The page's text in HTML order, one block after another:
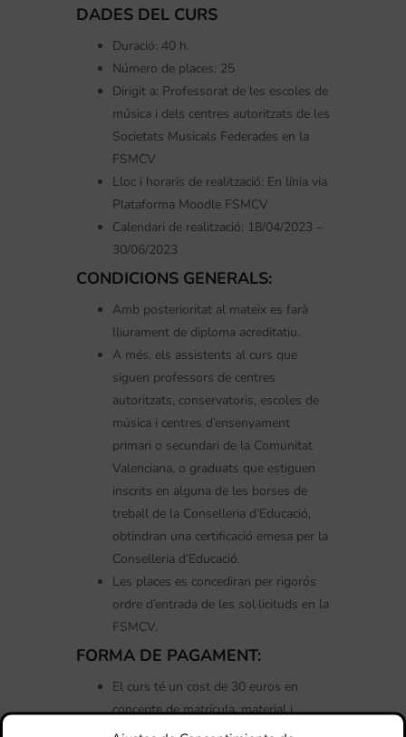
DADES DEL CURS
Duració: 40 h.
Número de places: 25
Dirigit a: Professorat de les escoles de
música i dels centres autoritzats de les
Societats Musicals Federades en la
FSMCV
Lloc i horaris de realització: En línia via
Plataforma Moodle FSMCV
Calendari de realització: 18/04/2023 –
30/06/2023
CONDICIONS GENERALS:
Amb posterioritat al mateix es farà
lliurament de diploma acreditatiu.
A més, els assistents al curs que
siguen professors de centres
autoritzats, conservatoris, escoles de
música i centres d’ensenyament
primari o secundari de la Comunitat
Valenciana, o graduats que estiguen
inscrits en alguna de les borses de
treball de la Conselleria d’Educació,
obtindran una certificació emesa per la
Conselleria d’Educació.
Les places es concediran per rigorós
ordre d’entrada de les sol·licituds en la
FSMCV.
FORMA DE PAGAMENT:
El curs té un cost de 30 euros en
concepte de matrícula, material i
emissió de certificat.